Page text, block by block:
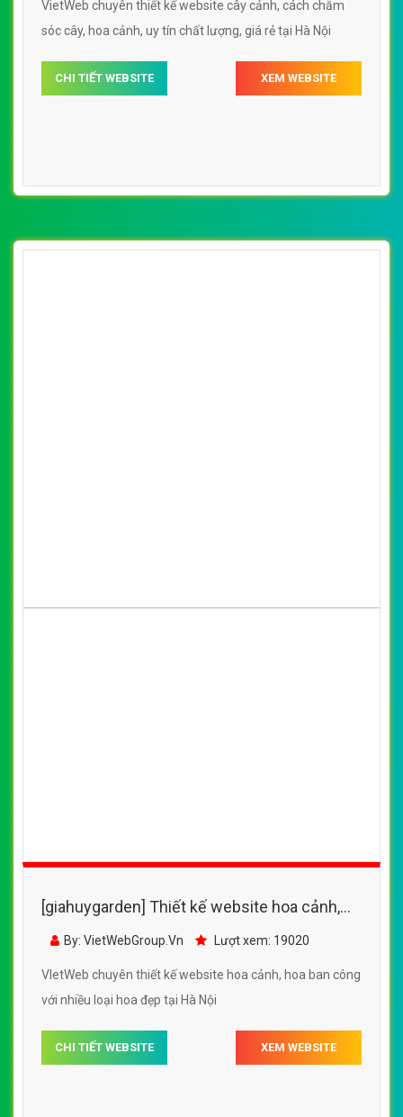
VietWeb chuyên thiết kế website cây cảnh, cách chăm
sóc cây, hoa cảnh, uy tín chất lượng, giá rẻ tại Hà Nội
CHI TIẾT WEBSITE XEM WEBSITE
[giahuygarden] Thiết kế website hoa cảnh,
hoa ban công với nhiều loại hoa đẹp
By: VietWebGroup.Vn Lượt xem: 19020
VIetWeb chuyên thiết kế website hoa cảnh, hoa ban công
với nhiều loại hoa đẹp tại Hà Nội
CHI TIẾT WEBSITE XEM WEBSITE